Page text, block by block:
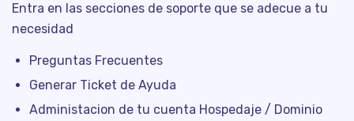
Entra en las secciones de soporte que se adecue a tu
necesidad
Preguntas Frecuentes
Generar Ticket de Ayuda
Administacion de tu cuenta Hospedaje / Dominio